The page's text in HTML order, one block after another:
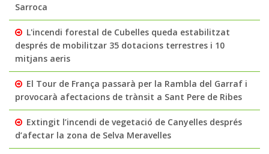
Sarroca
L'incendi forestal de Cubelles queda estabilitzat
després de mobilitzar 35 dotacions terrestres i 10
mitjans aeris
El Tour de França passarà per la Rambla del Garraf i
provocarà afectacions de trànsit a Sant Pere de Ribes
Extingit l’incendi de vegetació de Canyelles després
d’afectar la zona de Selva Meravelles